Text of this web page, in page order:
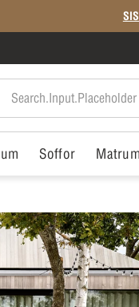
Soffor Matrum